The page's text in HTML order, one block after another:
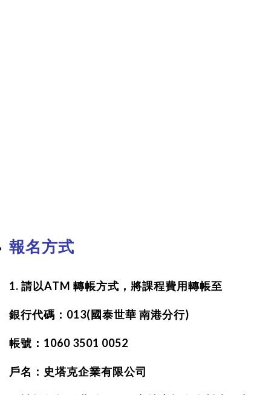
報名方式
1. 請以ATM 轉帳方式，將課程費用轉帳至
銀行代碼：013(國泰世華 南港分行)
帳號：1060 3501 0052
戶名：史塔克企業有限公司